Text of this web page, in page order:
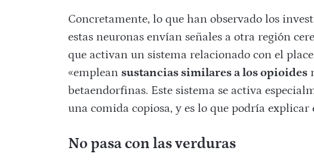
Concretamente, lo que han observado los
estas neuronas envían señales a otra región
que activan un sistema relacionado con el
«emplean sustancias similares a los opioides
betaendorfinas. Este sistema se activa
una comida copiosa, y es lo que podría
No pasa con las verduras